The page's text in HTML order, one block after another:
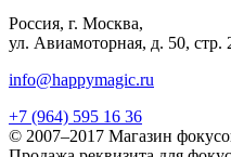
Россия, г. Москва,
ул. Авиамоторная, д. 50, стр.
info@happymagic.ru
+7 (964) 595 16 36
© 2007–2017 Магазин